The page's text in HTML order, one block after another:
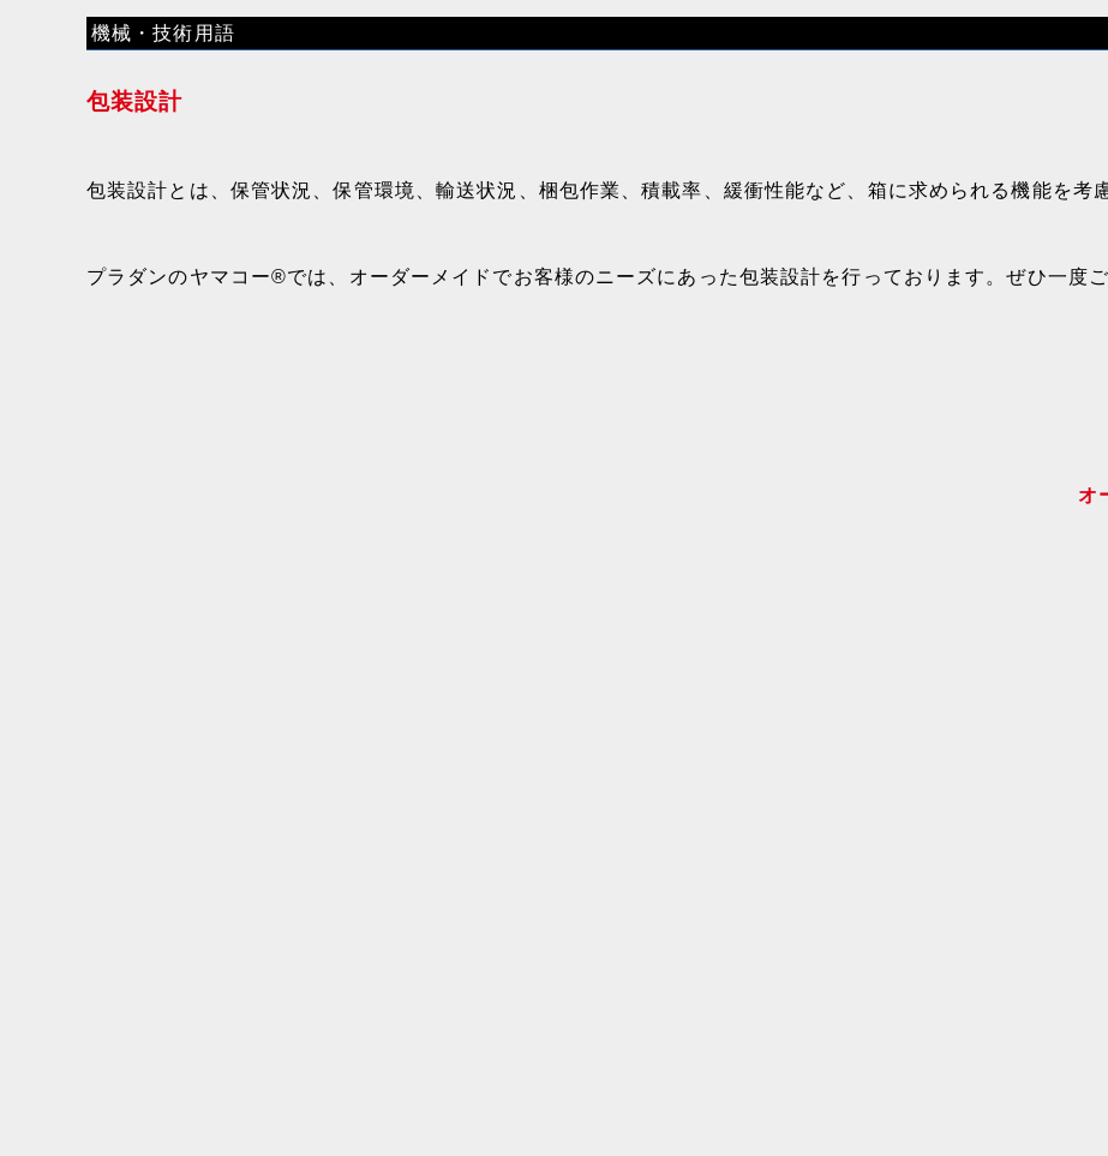
機械・技術用語
包装設計
包装設計とは、保管状況、保管環境、輸送状況、梱包作業、積載率、緩衝性能など、箱に求められる機能を考
プラダンのヤマコー®では、オーダーメイドでお客様のニーズにあった包装設計を行っております。ぜひ一度ご
オ